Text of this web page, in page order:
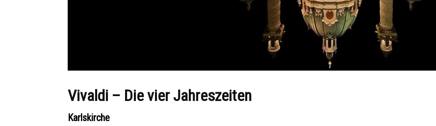
Vivaldi – Die vier Jahreszeiten
Karlskirche